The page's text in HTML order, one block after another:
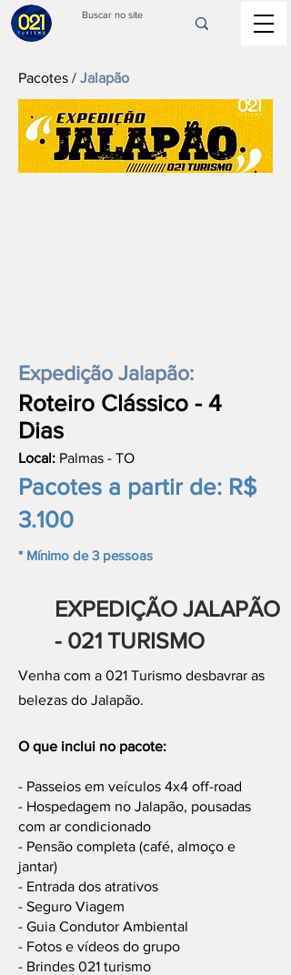
Pacotes / Jalapão
Expedição Jalapão:
Roteiro Clássico - 4
Dias
Local: Palmas - TO
Pacotes a partir de: R$
3.100
* Mínimo de 3 pessoas
EXPEDIÇÃO JALAPÃO
- 021 TURISMO
Venha com a 021 Turismo desbavrar as
belezas do Jalapão.
O que inclui no pacote:
- Passeios em veículos 4x4 off-road
- Hospedagem no Jalapão, pousadas
com ar condicionado
- Pensão completa (café, almoço e
jantar)
- Entrada dos atrativos
- Seguro Viagem
- Guia Condutor Ambiental
- Fotos e vídeos do grupo
- Brindes 021 turismo